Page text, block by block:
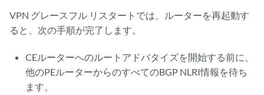
VPN グレースフル リスタートでは、ルーターを再起動す
ると、次の手順が完了します。
CEルーターへのルートアドバタイズを開始する前に、
他のPEルーターからのすべてのBGP NLRI情報を待ち
ます。